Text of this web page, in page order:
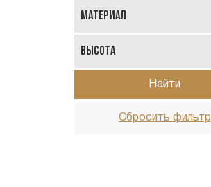
Материал
Высота
Найти
Сбросить фильтр